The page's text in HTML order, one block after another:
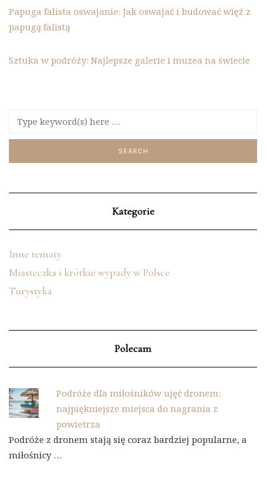
Papuga falista oswajanie: Jak oswajać i budować więź z
papugą falistą
Sztuka w podróży: Najlepsze galerie i muzea na świecie
Kategorie
Inne tematy
Miasteczka i krótkie wypady w Polsce
Turystyka
Polecam
Podróże dla miłośników ujęć dronem:
najpiękniejsze miejsca do nagrania z
powietrza
Podróże z dronem stają się coraz bardziej popularne, a
miłośnicy …